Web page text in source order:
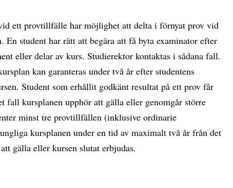
ett provtillfälle har möjlighet att delta i förnyat prov vid
student har rätt att begära att få byta examinator efter
eller delar av kurs. Studierektor kontaktas i sådana fall.
kan garanteras under två år efter studentens
Student som erhållit godkänt resultat på ett prov får
fall kursplanen upphör att gälla eller genomgår större
minst tre provtillfällen (inklusive ordinarie
kursplanen under en tid av maximalt två år från det
gälla eller kursen slutat erbjudas.